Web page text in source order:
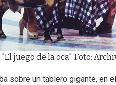
juego de la oca". Foto:
sobre un tablero gigante,